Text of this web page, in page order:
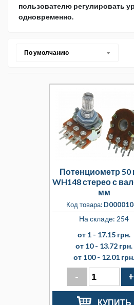
пользователю регулировать
одновременно.
По умолчанию
Потенциометр 50
WH148 стерео с
мм
Код товара:
На складе: 254
от 1 - 17.15 грн.
от 10 - 13.72 грн.
от 100 - 12.01 грн.
- +
КУПИТЬ